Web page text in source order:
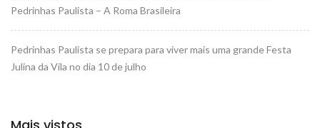
Pedrinhas Paulista – A Roma Brasileira
Pedrinhas Paulista se prepara para viver mais uma grande Festa
Julina da Vila no dia 10 de julho